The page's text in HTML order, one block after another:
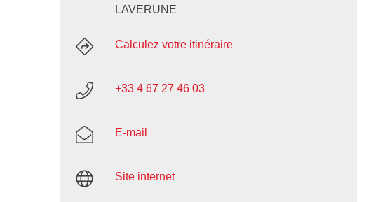
LAVERUNE
Calculez votre itinéraire
+33 4 67 27 46 03
E-mail
Site internet